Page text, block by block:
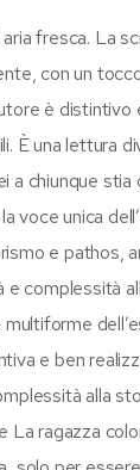
fresca. La
con un
è distintivo
È una lettura
a chiunque stia
voce unica
e pathos,
complessità
e ben
alla
ragazza